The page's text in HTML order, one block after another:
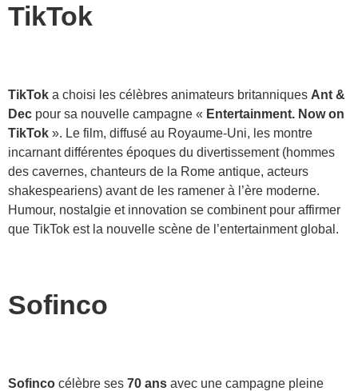
TikTok
TikTok a choisi les célèbres animateurs britanniques Ant &
Dec pour sa nouvelle campagne « Entertainment. Now on
TikTok ». Le film, diffusé au Royaume-Uni, les montre
incarnant différentes époques du divertissement (hommes
des cavernes, chanteurs de la Rome antique, acteurs
shakespeariens) avant de les ramener à l’ère moderne.
Humour, nostalgie et innovation se combinent pour affirmer
que TikTok est la nouvelle scène de l’entertainment global.
Sofinco
Sofinco célèbre ses 70 ans avec une campagne pleine